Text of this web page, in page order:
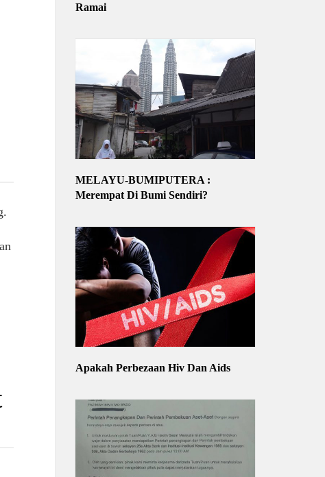
Ramai
MELAYU-BUMIPUTERA :
Merempat Di Bumi Sendiri?
Apakah Perbezaan Hiv Dan Aids